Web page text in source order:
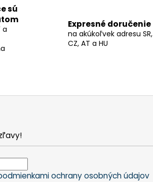
sú
a
Expresné doručenie
na akúkoľvek adresu SR,
CZ, AT a HU
ochrany osobných údajov